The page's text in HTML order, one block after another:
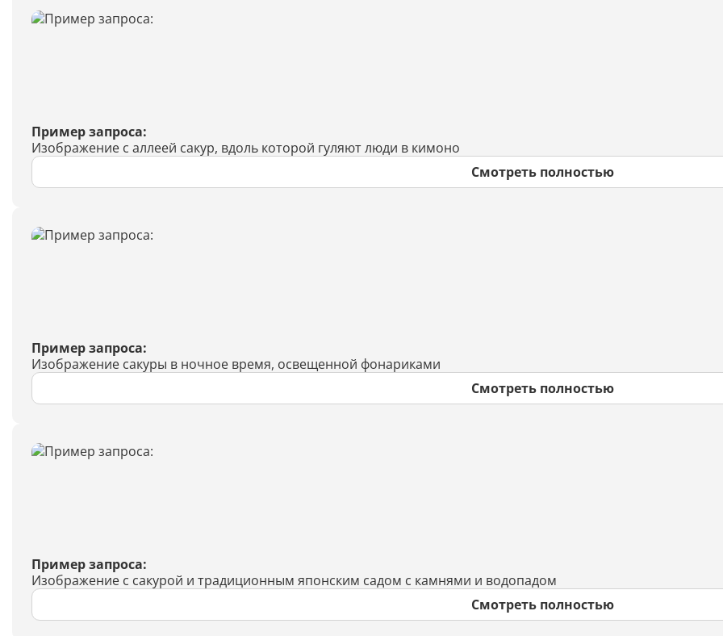
Пример запроса:
Изображение с аллеей сакур, вдоль которой гуляют люди в кимоно
Смотреть полностью
Пример запроса:
Изображение сакуры в ночное время, освещенной фонариками
Смотреть полностью
Пример запроса:
Изображение с сакурой и традиционным японским садом с камнями и водопадом
Смотреть полностью